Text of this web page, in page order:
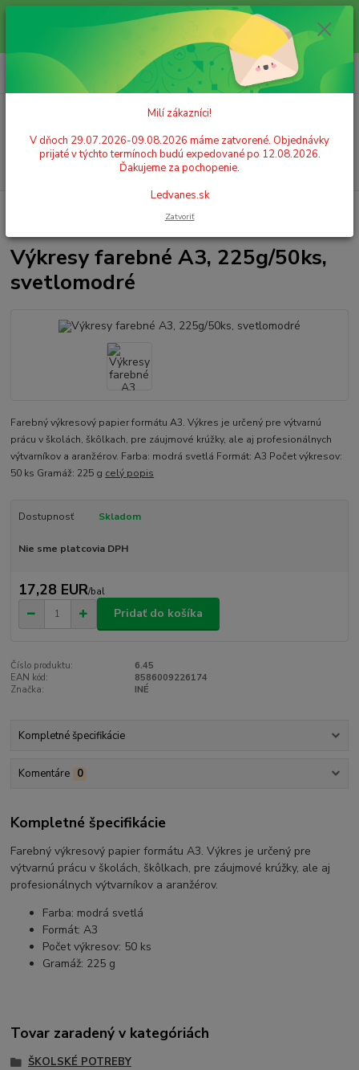
Milí zákazníci! V dňoch 29.07.2026-09.08.2026 máme zatvorené.
Objednávky prijaté v týchto termínoch budú expedované po 12.08.2026.
Ďakujeme za pochopenie. Ledvanes.sk
+421 908 755 958
Po. - Pia. od 9:00 hod. - 16:00 hod.
za0,00 EUR
Výkresy farebné A3, 225g/50ks,
svetlomodré
Farebný výkresový papier formátu A3. Výkres je určený pre výtvarnú
prácu v školách, škôlkach, pre záujmové krúžky, ale aj profesionálnych
výtvarníkov a aranžérov. Farba: modrá svetlá Formát: A3 Počet výkresov:
50 ks Gramáž: 225 g celý popis
Dostupnosť Skladom
Nie sme platcovia DPH
17,28 EUR/bal
Pridať do košíka
Číslo produktu:
6.45
EAN kód:
8586009226174
Značka:
INÉ
Kompletné špecifikácie
Komentáre 0
Kompletné špecifikácie
Farebný výkresový papier formátu A3. Výkres je určený pre
výtvarnú prácu v školách, škôlkach, pre záujmové krúžky, ale aj
profesionálnych výtvarníkov a aranžérov.
Farba: modrá svetlá
Formát: A3
Počet výkresov: 50 ks
Gramáž: 225 g
Tovar zaradený v kategóriách
ŠKOLSKÉ POTREBY
Milí zákazníci!
V dňoch 29.07.2026-09.08.2026 máme zatvorené. Objednávky
prijaté v týchto termínoch budú expedované po 12.08.2026.
Ďakujeme za pochopenie.
Ledvanes.sk
Zatvoriť